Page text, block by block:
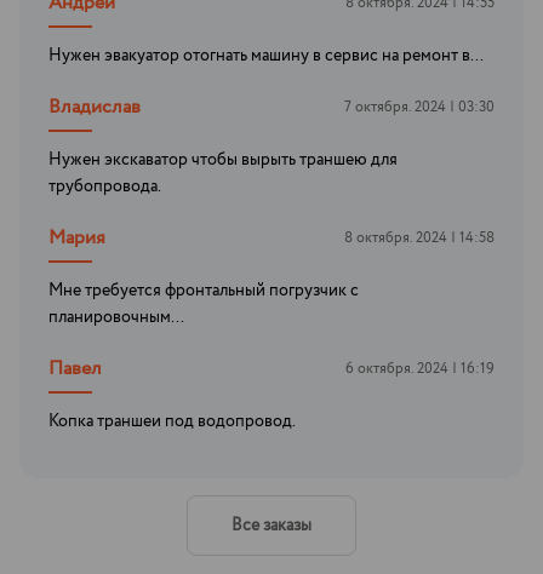
Нужен эвакуатор отогнать машину в сервис на ремонт в...
Владислав 7 октября. 2024 | 03:30
Нужен экскаватор чтобы вырыть траншею для
трубопровода.
Мария 8 октября. 2024 | 14:58
Мне требуется фронтальный погрузчик с
планировочным...
Павел 6 октября. 2024 | 16:19
Копка траншеи под водопровод.
Все заказы